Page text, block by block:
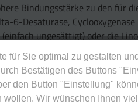
für Sie optimal zu gestalten
Bestätigen des Buttons
den Button "Einstellung"
Wir wünschen Ihnen
Bindungsstärke zu den für
6-Desaturase, Cyclooxygenase
ungesättigt) oder die
Aufnahme alpha-
einer erhöhten EPA-Synthese
(Omega-6) [2, 3, 4, 7, 8,